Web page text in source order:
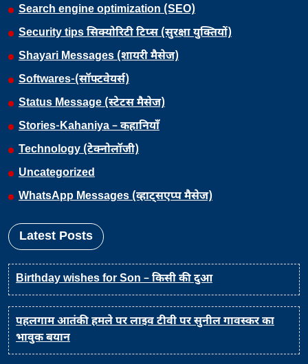
Search engine optimization (SEO)
Security tips सिक्योरिटी टिप्स (सुरक्षा युक्तियों)
Shayari Messages (शायरी मैसेज)
Softwares-(सॉफ्टवेयर्स)
Status Message (स्टेटस मैसेज)
Stories-Kahaniya – कहानियाँ
Technology (टेक्नोलॉजी)
Uncategorized
WhatsApp Messages (व्हाट्सएप्प मैसेज)
Latest Posts
Birthday wishes for Son – किसी की दुआ
पहलगाम आतंकी हमले पर लाइव टीवी पर सुनील गावस्कर का
भावुक बयान